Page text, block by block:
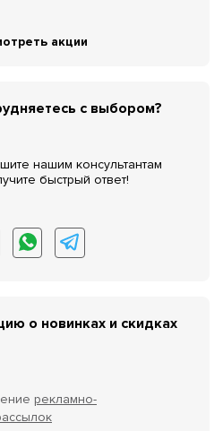
акции
с выбором?
нашим консультантам
быстрый ответ!
о новинках и скидках
рекламно-